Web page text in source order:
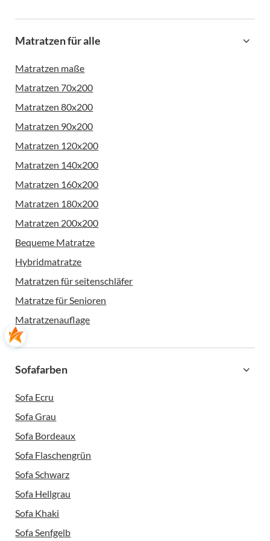
Matratzen für alle
Matratzen maße
Matratzen 70x200
Matratzen 80x200
Matratzen 90x200
Matratzen 120x200
Matratzen 140x200
Matratzen 160x200
Matratzen 180x200
Matratzen 200x200
Bequeme Matratze
Hybridmatratze
Matratzen für seitenschläfer
Matratze für Senioren
Matratzenauflage
Sofafarben
Sofa Ecru
Sofa Grau
Sofa Bordeaux
Sofa Flaschengrün
Sofa Schwarz
Sofa Hellgrau
Sofa Khaki
Sofa Senfgelb